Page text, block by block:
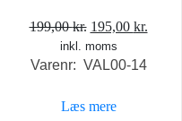
199,00kr. Den
oprindelige
pris
199,00 kr..
195,00 kr.
pris
inkl. moms
Varenr: VAL00-14
Læs mere